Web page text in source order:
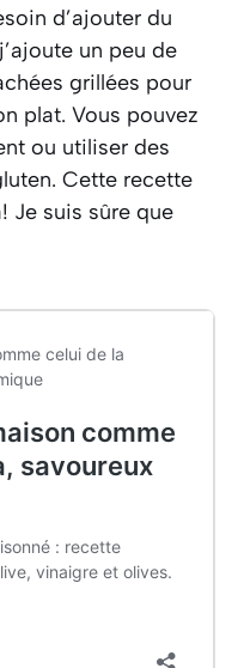
d’ajouter du
un peu de
grillées pour
plat. Vous pouvez
ou utiliser des
Cette recette
Je suis sûre que